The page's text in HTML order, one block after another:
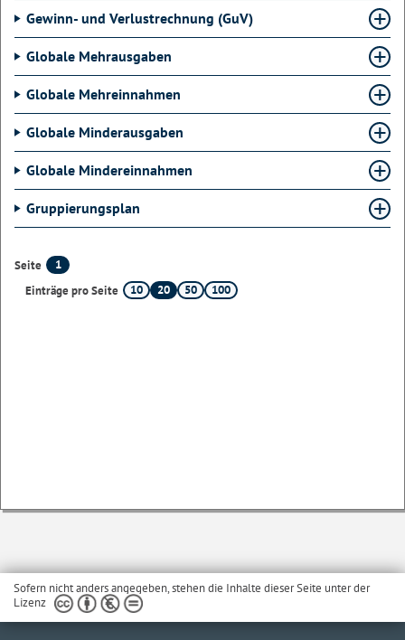
Gewinn- und Verlustrechnung (GuV)
Globale Mehrausgaben
Globale Mehreinnahmen
Globale Minderausgaben
Globale Mindereinnahmen
Gruppierungsplan
Seite
1
Einträge pro Seite
10 20 50 100
Sofern nicht anders angegeben, stehen die Inhalte dieser Seite unter der
Lizenz